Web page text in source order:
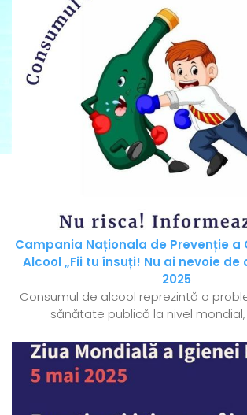
Campania Naționala de Prevenție a
Alcool „Fii tu însuți! Nu ai nevoie de
2025
Consumul de alcool reprezintă o
sănătate publică la nivel mondial,